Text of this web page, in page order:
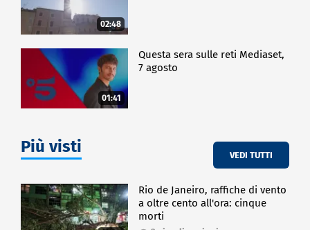
02:48
01:41
Questa sera sulle reti Mediaset,
7 agosto
Più visti VEDI TUTTI
Rio de Janeiro, raffiche di vento
a oltre cento all'ora: cinque
morti